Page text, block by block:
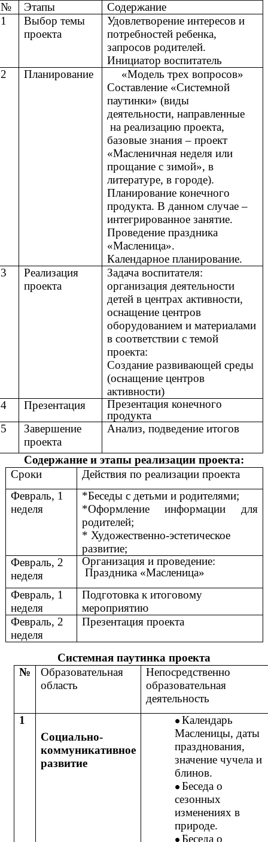
№ Этапы
Содержание
1
Выбор темы
проекта
Удовлетворение интересов и
потребностей ребенка,
запросов родителей.
Инициатор воспитатель
2
Планирование
«Модель трех вопросов»
Составление «Системной
паутинки» (виды
деятельности, направленные
на реализацию проекта,
базовые знания – проект
«Масленичная неделя или
прощание с зимой», в
литературе, в городе).
Планирование конечного
продукта. В данном случае –
интегрированное занятие.
Проведение праздника
«Масленица».
Календарное планирование.
3
Реализация
проекта
Задача воспитателя:
организация деятельности
детей в центрах активности,
оснащение центров
оборудованием и материалами
в соответствии с темой
проекта:
Создание развивающей среды
(оснащение центров
активности)
4
Презентация
Презентация конечного
продукта
5
Завершение
проекта
Анализ, подведение итогов
Содержание и этапы реализации проекта:
Сроки
Действия по реализации проекта
Февраль, 1
неделя
*Беседы с детьми и родителями;
*Оформление информации для
родителей;
* Художественно-эстетическое
развитие;
Февраль, 2
неделя
Организация и проведение:
Праздника «Масленица»
Февраль, 1
неделя
Подготовка к итоговому
мероприятию
Февраль, 2
неделя
Презентация проекта
Системная паутинка проекта
№
Образовательная
область
Непосредственно
образовательная
деятельность
1
Социально-
коммуникативное
развитие
Календарь
Масленицы, даты
празднования,
значение чучела и
блинов.
Беседа о
сезонных
изменениях в
природе.
Беседа о